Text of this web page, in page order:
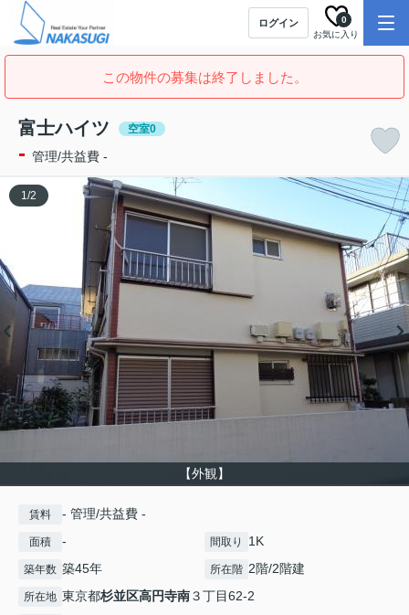
ログイン
お気に入り
0
この物件の募集は終了しました。
富士ハイツ 空室0
- 管理/共益費 -
【外観】
1/2
賃料 - 管理/共益費 -
面積 - 間取り 1K
築年数 築45年 所在階 2階/2階建
所在地 東京都杉並区高円寺南３丁目62-2